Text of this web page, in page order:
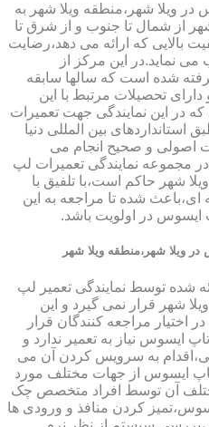
ویلا شهر،منطقه ویلا شهر به
از شمال تا جنوب و از شرق تا
بالایی که ارائه می دهد،رضایت
نماید.در این مرکز از
شده است که سالها سابقه
تحصیلات مرتبط با این
که در این نمایندگی جهت تعمیرات
استانداردهای بین المللی دنیا
اصولی و صحیح انجام می
مجموعه نمایندگی تعمیرات لپ
شهر حاکم است،با تلفیق با
شده تا مراجعه به این
ایسوس در اولویت باشد.
ویلا شهر،منطقه ویلا شهر
شده توسط نمایندگی تعمیر لپ
شهر قرار نمی گیرد و این
اختیار مراجعه کنندگان قرار
ایسوس نیاز به تعمیر ندارد و
به سرویس کردن آن می
ایسوس از جهات مختلف مورد
آن توسط افراد متخصص چک
کردن منافذ و ورودی ها